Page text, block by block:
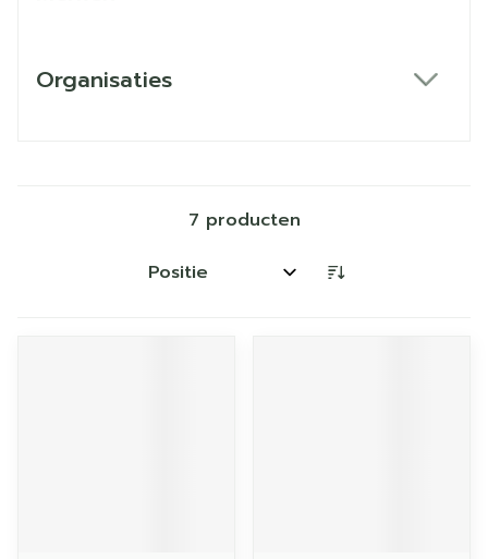
Organisaties
7 producten
Sorteer op: